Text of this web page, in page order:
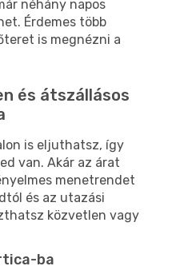
néhány napos
Érdemes több
is megnézni a
és átszállásos
is eljuthatsz, így
van. Akár az árat
menetrendet
és az utazási
közvetlen vagy
ba